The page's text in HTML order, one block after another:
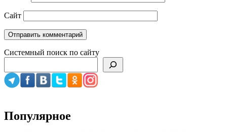
Сайт
Системный поиск по сайту
Популярное